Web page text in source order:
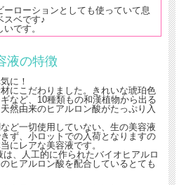
ローションとしても使っていて息
スベです♪
です。
液の特徴
に！
にこだわりました。きれいな琥珀色
など、10種類もの和漢植物から出る
然由来のヒアルロン酸がたっぷり入
ど一切使用していない、生の美容液
ず、小ロットでの入荷となりますの
にレアな美容液です。
、人工的に作られたバイオヒアルロ
ヒアルロン酸を配合しているとても